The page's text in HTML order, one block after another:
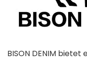
BISON DENIM